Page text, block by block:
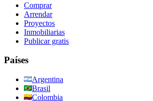
Comprar
Arrendar
Proyectos
Inmobiliarias
Publicar gratis
Países
Argentina
Brasil
Colombia